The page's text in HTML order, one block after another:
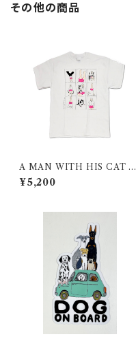
その他の商品
A MAN WITH HIS CAT 20
20/ T-shirt / White
¥5,200